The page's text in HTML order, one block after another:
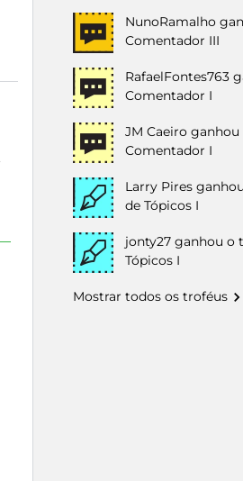
NunoRamalho
Comentador III
RafaelFontes763
Comentador I
JM Caeiro ganhou
Comentador I
Larry Pires
de Tópicos I
jonty27 ganhou o
Tópicos I
Mostrar todos os troféus